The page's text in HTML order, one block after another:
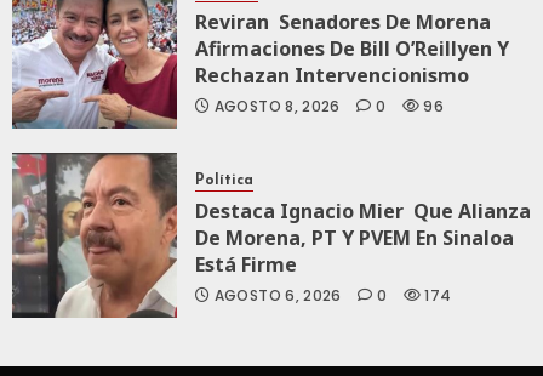
Reviran Senadores De Morena
Afirmaciones De Bill O’Reillyen Y
Rechazan Intervencionismo
AGOSTO 8, 2026 0 96
Política
Destaca Ignacio Mier Que Alianza
De Morena, PT Y PVEM En Sinaloa
Está Firme
AGOSTO 6, 2026 0 174